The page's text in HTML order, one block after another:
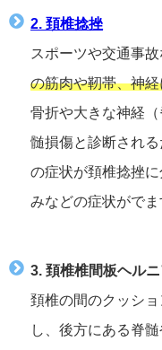
2. 頚椎捻挫
スポーツや交通事
の筋肉や靭帯、神
骨折や大きな神経
髄損傷と診断され
の症状が頚椎捻挫
みなどの症状がでま
3. 頚椎椎間板ヘル
頚椎の間のクッシ
し、後方にある脊